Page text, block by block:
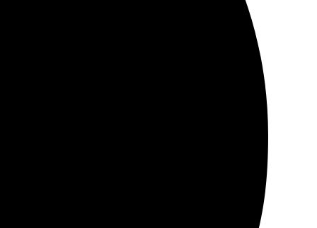
и интуитивный. Всю информацию быстро нашла.